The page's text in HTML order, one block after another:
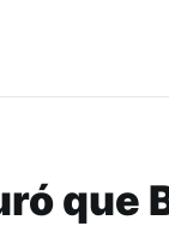
que